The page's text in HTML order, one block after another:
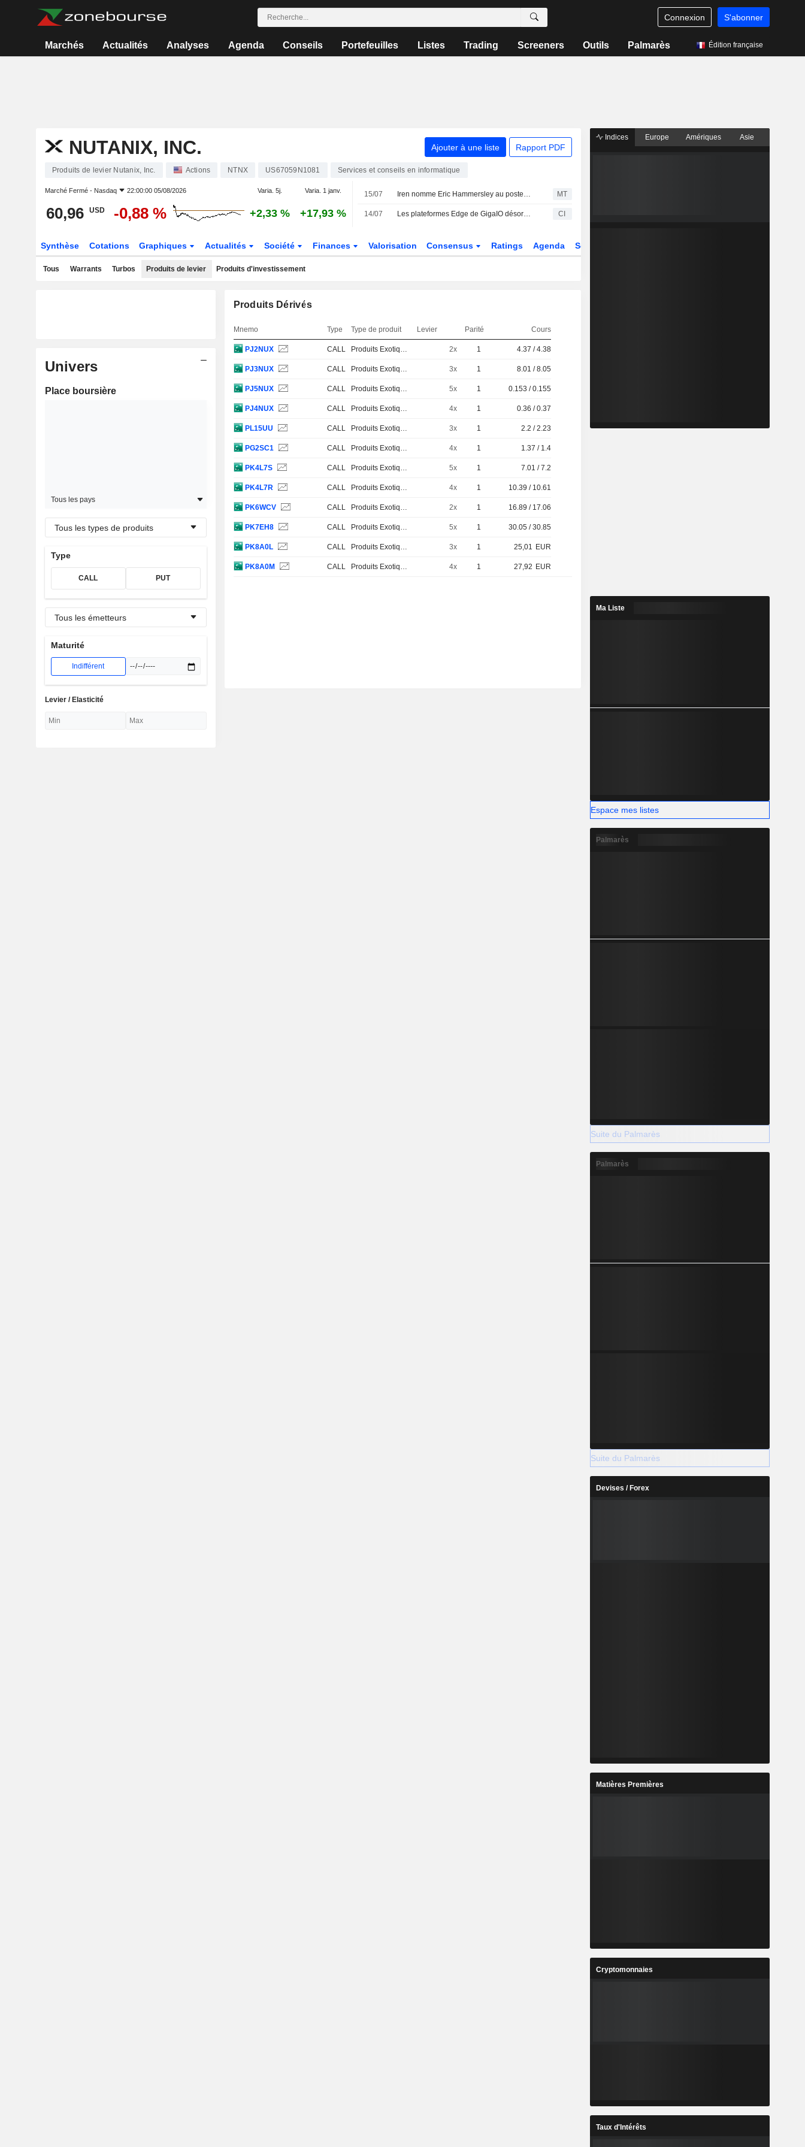
Connexion S'abonner
Marchés Actualités Analyses Agenda Conseils Portefeuilles Listes Trading Screeners Outils Palmarès Édition française
NUTANIX, INC. Ajouter à une liste Rapport PDF
Produits de levier Nutanix, Inc. Actions NTNX US67059N1081 Services et conseils en informatique
Marché Fermé - Nasdaq 22:00:00 05/08/2026 Varia. 5j. Varia. 1 janv.
60,96 USD -0,88 % +2,33 % +17,93 %
15/07 Iren nomme Eric Hammersley au poste de Chief Information Security Officer MT
14/07 Les plateformes Edge de GigaIO désormais certifiées pour Nutanix Kubernetes Platform et Enterprise AI, résolvant le défi du " dernier kilomètre » de l'IA générative tactique CI
Synthèse Cotations Graphiques Actualités Société Finances Valorisation Consensus Ratings Agenda Secteur
Tous Warrants Turbos Produits de levier Produits d'investissement
Univers
Place boursière
Tous les pays
Tous les types de produits
Type
CALL PUT
Tous les émetteurs
Maturité
Indifférent
Levier / Elasticité
Produits Dérivés
Mnemo Type Type de produit Levier Parité Cours
PJ2NUX CALL Produits Exotiques 2x 1 4.37 / 4.38
PJ3NUX CALL Produits Exotiques 3x 1 8.01 / 8.05
PJ5NUX CALL Produits Exotiques 5x 1 0.153 / 0.155
PJ4NUX CALL Produits Exotiques 4x 1 0.36 / 0.37
PL15UU CALL Produits Exotiques 3x 1 2.2 / 2.23
PG2SC1 CALL Produits Exotiques 4x 1 1.37 / 1.4
PK4L7S CALL Produits Exotiques 5x 1 7.01 / 7.2
PK4L7R CALL Produits Exotiques 4x 1 10.39 / 10.61
PK6WCV CALL Produits Exotiques 2x 1 16.89 / 17.06
PK7EH8 CALL Produits Exotiques 5x 1 30.05 / 30.85
PK8A0L CALL Produits Exotiques 3x 1 25,01 EUR
PK8A0M CALL Produits Exotiques 4x 1 27,92 EUR
Indices Europe Amériques Asie
Ma Liste
Espace mes listes
Palmarès
Suite du Palmarès
Palmarès
Suite du Palmarès
Devises / Forex
Matières Premières
Cryptomonnaies
Taux d'Intérêts